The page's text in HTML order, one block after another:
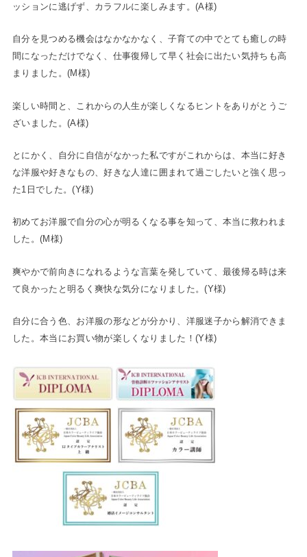
ッションに逃げず、カラフルに楽しみます。(A様)
自分を見つめる機会はなかなかなく、子育ての中でとても癒しの時
間になっただけでなく、仕事復帰して早く社会に出たい気持ちも高
まりました。(M様)
楽しい時間と、これからの人生が楽しくなるヒントをありがとうご
ざいました。(A様)
とにかく、自分に自信がなかった私ですがこれからは、本当に好き
な洋服や好きなもの、好きな人達に囲まれて過ごしたいと強く思っ
た1日でした。(Y様)
初めてお洋服で自分の心が明るくなる事を知って、本当に救われま
した。(M様)
爽やかで前向きになれるような言葉を発していて、最後帰る時は来
て良かったと明るく爽快な気分になりました。(Y様)
自分に合う色、お洋服の形などが分かり、洋服迷子から解消できま
した。本当にお買い物が楽しくなりました！(Y様)